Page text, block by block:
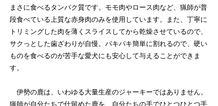
まさに食べるタンパク質です。モモ肉やロース肉など、猟師が普
段食べている上質な赤身肉のみを使用しています。また、丁寧に
トリミングした肉を薄くスライスしてから乾燥させているので、
サクっとした歯ざわりが自慢。パキパキ簡単に割れるので、硬い
ものを食べるのが苦手な愛犬にも安心して与えることができま
す。
伊勢の鹿は、いわゆる大量生産のジャーキーではありません。
猟師が自分たちで仕留めた鹿を、自分たちの手でひとつひとつ手